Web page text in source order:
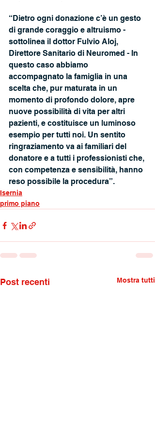
“Dietro ogni donazione c’è un gesto
di grande coraggio e altruismo -
sottolinea il dottor Fulvio Aloj,
Direttore Sanitario di Neuromed - In
questo caso abbiamo
accompagnato la famiglia in una
scelta che, pur maturata in un
momento di profondo dolore, apre
nuove possibilità di vita per altri
pazienti, e costituisce un luminoso
esempio per tutti noi. Un sentito
ringraziamento va ai familiari del
donatore e a tutti i professionisti che,
con competenza e sensibilità, hanno
reso possibile la procedura”.
Isernia
primo piano
Post recenti Mostra tutti